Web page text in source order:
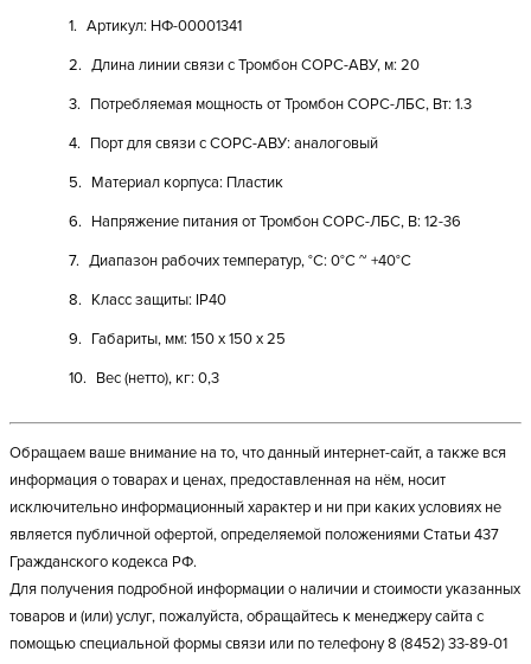
Артикул: НФ-00001341
Длина линии связи с Тромбон СОРС-АВУ, м: 20
Потребляемая мощность от Тромбон СОРС-ЛБС, Вт: 1.3
Порт для связи с СОРС-АВУ: аналоговый
Материал корпуса: Пластик
Напряжение питания от Тромбон СОРС-ЛБС, В: 12-36
Диапазон рабочих температур, °C: 0°C ~ +40°C
Класс защиты: IP40
Габариты, мм: 150 х 150 х 25
Вес (нетто), кг: 0,3
Обращаем ваше внимание на то, что данный интернет-сайт, а также вся
информация о товарах и ценах, предоставленная на нём, носит
исключительно информационный характер и ни при каких условиях не
является публичной офертой, определяемой положениями Статьи 437
Гражданского кодекса РФ.
Для получения подробной информации о наличии и стоимости указанных
товаров и (или) услуг, пожалуйста, обращайтесь к менеджеру сайта с
помощью специальной формы связи или по телефону 8 (8452) 33-89-01